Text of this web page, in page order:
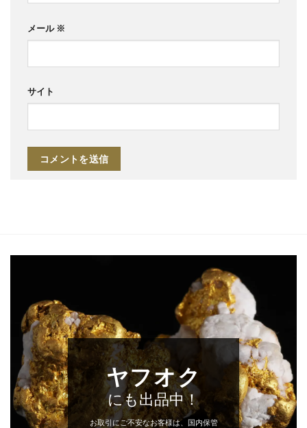
メール ※
サイト
ヤフオク
にも出品中！
お取引にご不安なお客様は、国内保管